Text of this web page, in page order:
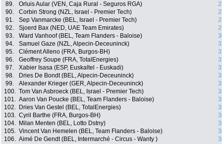
89.
Orluis Aular (VEN, Caja Rural - Seguros RGA)
90.
Corbin Strong (NZL, Israel - Premier Tech)
91.
Sep Vanmarcke (BEL, Israel - Premier Tech)
92.
Sjoerd Bax (NED, UAE Team Emirates)
93.
Ward Vanhoof (BEL, Team Flanders - Baloise)
94.
Samuel Gaze (NZL, Alpecin-Deceuninck)
95.
Clément Alleno (FRA, Burgos-BH)
96.
Geoffrey Soupe (FRA, TotalEnergies)
97.
Xabier Isasa (ESP, Euskaltel - Euskadi)
98.
Dries De Bondt (BEL, Alpecin-Deceuninck)
99.
Alexander Krieger (GER, Alpecin-Deceuninck)
100. Tom Van Asbroeck (BEL, Israel - Premier Tech)
101. Aaron Van Poucke (BEL, Team Flanders - Baloise)
102.
Dries Van Gestel (BEL, TotalEnergies)
103. Cyril Barthe (FRA, Burgos-BH)
104.
Milan Menten (BEL, Lotto Dstny)
105. Vincent Van Hemelen (BEL, Team Flanders - Baloise)
106. Aimé De Gendt (BEL, Intermarché - Circus - Wanty )